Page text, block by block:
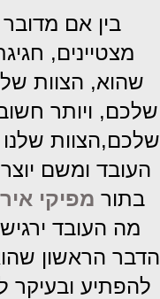
בין אם
מצטיינים,
שהוא, הצוות
שלכם, ויותר
שלכם,הצוות
העובד ומשם
בתור מפיקי
מה העובד
הדבר הראשון
להפתיע ובעיקר